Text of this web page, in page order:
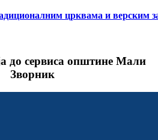
црквама и верским
до сервиса општине Мали
Зворник